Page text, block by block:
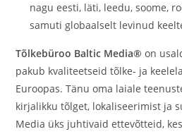
nagu eesti, läti, leedu, soome,
samuti globaalselt levinud
Tõlkebüroo Baltic Media® on
pakub kvaliteetseid tõlke- ja
Euroopas. Tänu oma laiale
kirjalikku tõlget, lokaliseerimist ja
Media üks juhtivaid ettevõtteid,